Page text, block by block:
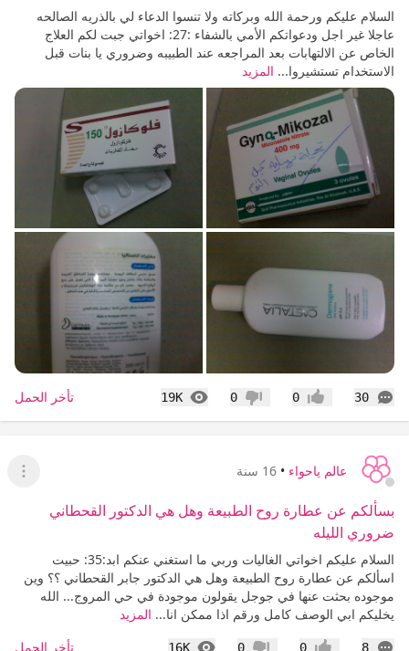
السلام عليكم ورحمة الله وبركاته ولا تنسوا الدعاء لي بالذريه الصالحه
عاجلا غير اجل ودعواتكم الأمي بالشفاء :27: اخواتي جبت لكم العلاج
الخاص عن الالتهابات بعد المراجعه عند الطبيبه وضروري يا بنات قبل
الاستخدام تستشيروا... المزيد
30
التعليقات إعجاب0 عدم إعجاب
0
19K
المشاهدات تأخر الحمل
عالم ياحواء • 16 سنة
عرض
بسألكم عن عطارة روح الطبيعة وهل هي الدكتور القحطاني
ضروري الليله
السلام عليكم اخواتي الغاليات وربي ما استغني عنكم ابد:35: حبيت
اسألكم عن عطارة روح الطبيعة وهل هي الدكتور جابر القحطاني ؟؟ وين
موجوده بحثت عنها في جوجل يقولون موجودة في حي المروج... الله
يخليكم ابي الوصف كامل ورقم اذا ممكن انا... المزيد
8
التعليقات 0
0
16K
المشاهدات تأخر الحمل